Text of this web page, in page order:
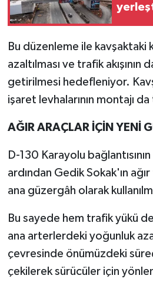
Bu düzenleme ile kavşaktaki
azaltılması ve trafik akışının
getirilmesi hedefleniyor.
işaret levhalarının montajı
AĞIR ARAÇLAR İÇİN YENİ
D-130 Karayolu
ardından Gedik Sokak'ın
ana güzergâh olarak
Bu sayede hem trafik yükü
ana arterlerdeki yoğunluk
çevresinde önümüzdeki
çekilerek sürücüler için